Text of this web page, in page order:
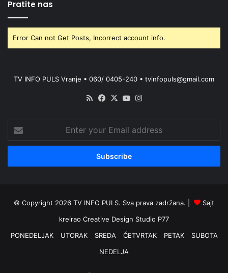
Pratite nas
Error Can not Get Posts, Incorrect account info.
TV INFO PULS Vranje • 060/ 0405-240 • tvinfopuls@gmail.com
RSS Facebook
X YouTube
your
Email
© Copyright 2026 TV INFO PULS. Sva prava zadržana. |
Sajt
kreirao Creative Design Studio P77
PONEDELJAK
UTORAK SREDA ČETVRTAK PETAK
SUBOTA
NEDELJA